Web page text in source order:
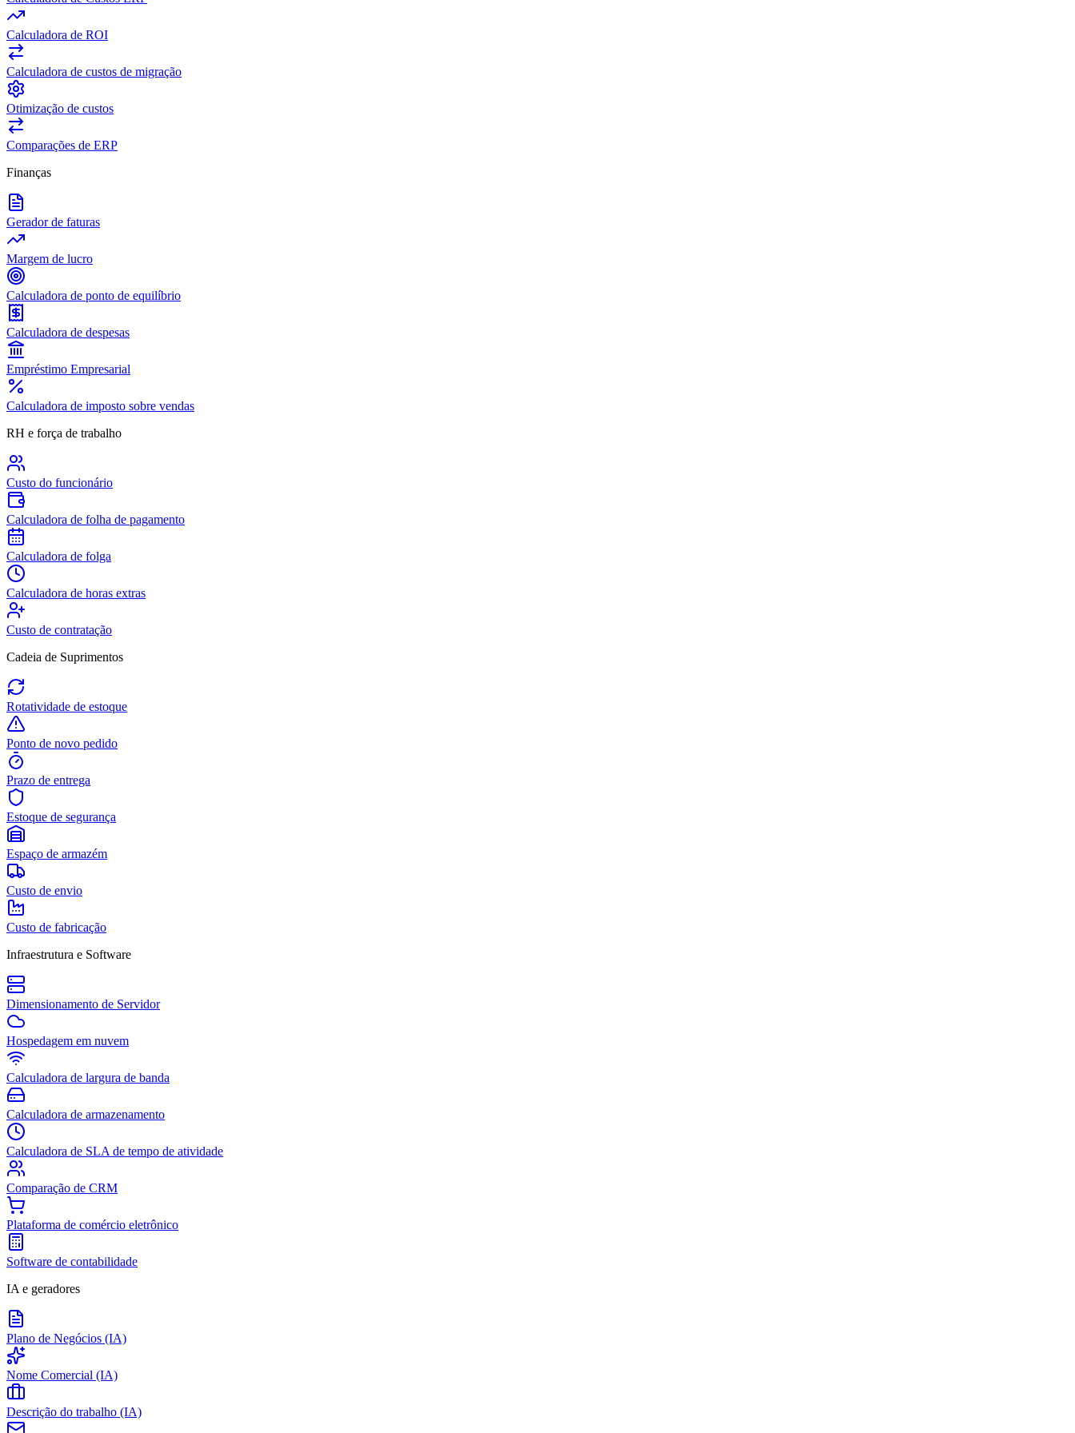
Calculadora de ROI
Calculadora de custos de migração
Otimização de custos
Comparações de ERP
Finanças
Gerador de faturas
Margem de lucro
Calculadora de ponto de equilíbrio
Calculadora de despesas
Empréstimo Empresarial
Calculadora de imposto sobre vendas
RH e força de trabalho
Custo do funcionário
Calculadora de folha de pagamento
Calculadora de folga
Calculadora de horas extras
Custo de contratação
Cadeia de Suprimentos
Rotatividade de estoque
Ponto de novo pedido
Prazo de entrega
Estoque de segurança
Espaço de armazém
Custo de envio
Custo de fabricação
Infraestrutura e Software
Dimensionamento de Servidor
Hospedagem em nuvem
Calculadora de largura de banda
Calculadora de armazenamento
Calculadora de SLA de tempo de atividade
Comparação de CRM
Plataforma de comércio eletrônico
Software de contabilidade
IA e geradores
Plano de Negócios (IA)
Nome Comercial (IA)
Descrição do trabalho (IA)